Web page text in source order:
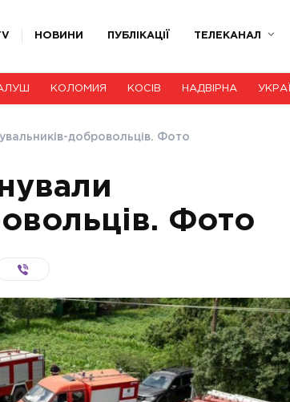
НОВИНИ ПУБЛІКАЦІЇ ТЕЛЕКАНАЛ
КОЛОМИЯ КОСІВ НАДВІРНА
добровольців. Фото
Фото